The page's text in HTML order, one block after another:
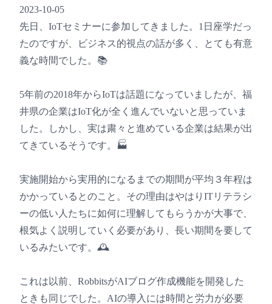
2023-10-05
先日、IoTセミナーに参加してきました。1日座学だっ
たのですが、ビジネス的視点の話が多く、とても有意
義な時間でした。📚
5年前の2018年からIoTは話題になっていましたが、福
井県の企業はIoT化が全く進んでいないと思っていま
した。しかし、実は粛々と進めている企業は結果が出
てきているそうです。🏭
実施開始から実用的になるまでの期間が平均３年程は
かかっているとのこと。その理由はやはりITリテラシ
ーの低い人たちに如何に理解してもらうかが大事で、
根気よく説明していく必要があり、長い期間を要して
いるみたいです。🕰️
これは以前、RobbitsがAIブログ作成機能を開発した
ときも同じでした。AIの導入には時間と労力が必要